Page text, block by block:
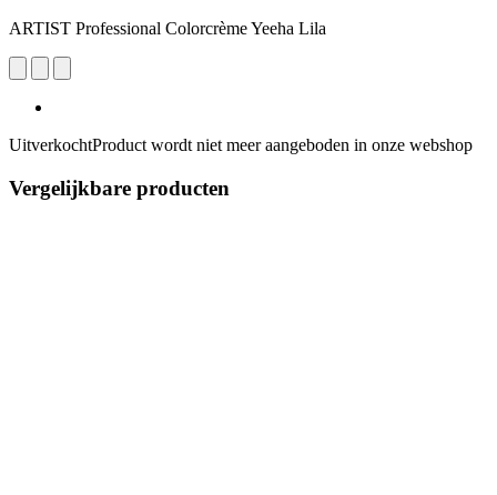
ARTIST Professional Colorcrème Yeeha Lila
UitverkochtProduct wordt niet meer aangeboden in onze webshop
Vergelijkbare producten